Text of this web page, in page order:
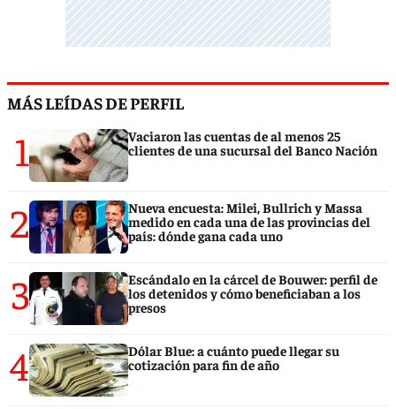
MÁS LEÍDAS DE PERFIL
1
Vaciaron las cuentas de al menos 25
clientes de una sucursal del Banco Nación
2
Nueva encuesta: Milei, Bullrich y Massa
medido en cada una de las provincias del
país: dónde gana cada uno
3
Escándalo en la cárcel de Bouwer: perfil de
los detenidos y cómo beneficiaban a los
presos
4
Dólar Blue: a cuánto puede llegar su
cotización para fin de año